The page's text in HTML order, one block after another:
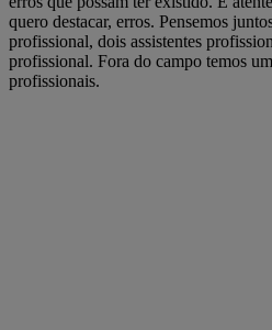
quero destacar, erros. Pensemos
profissional, dois assistentes
profissional. Fora do campo temos
profissionais.